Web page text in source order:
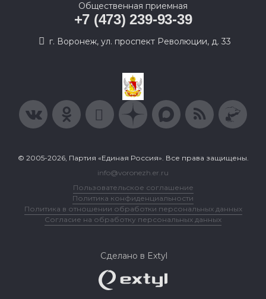
Общественная приемная
+7 (473) 239-93-39
г. Воронеж, ул. проспект Революции, д. 33
© 2005-2026, Партия «Единая Россия». Все права защищены.
info@voronezh.er.ru
Пользовательское соглашение
Политика конфиденциальности
Политика в отношении обработки персональных данных
Согласие на обработку персональных данных
Сделано в Extyl